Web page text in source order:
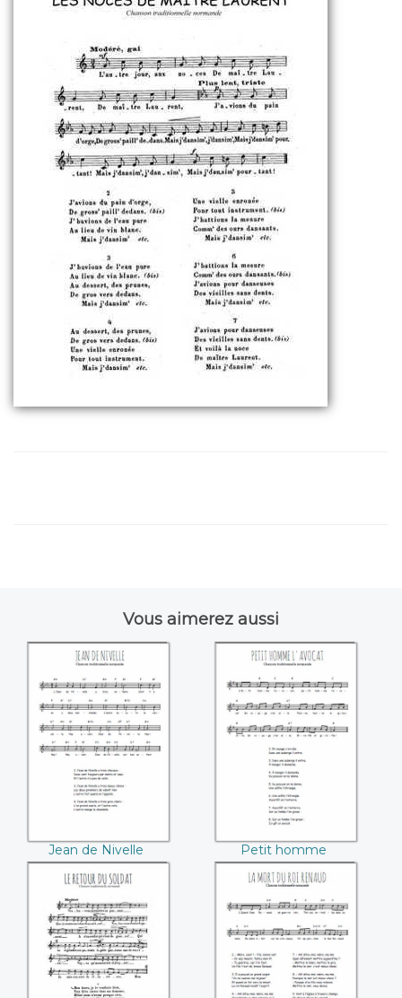
Vous aimerez aussi
Jean de Nivelle
Jean de Nivelle
Petit homme
l'avocat
Petit homme
l'avocat
Le retour du soldat
La mort du roi
Renaud